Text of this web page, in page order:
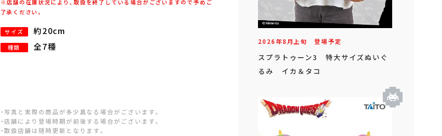
※店舗の在庫状況により、取扱を終了している場合がございますので予めご
了承ください。
サイズ 約20cm
種類 全7種
・写真と実際の商品が多少異なる場合がございます。
・店舗により登場時期が前後する場合がございます。
・取扱店舗は随時更新となります。
2026年8月上旬 登場予定
スプラトゥーン3 特大サイズぬいぐ
るみ イカ＆タコ